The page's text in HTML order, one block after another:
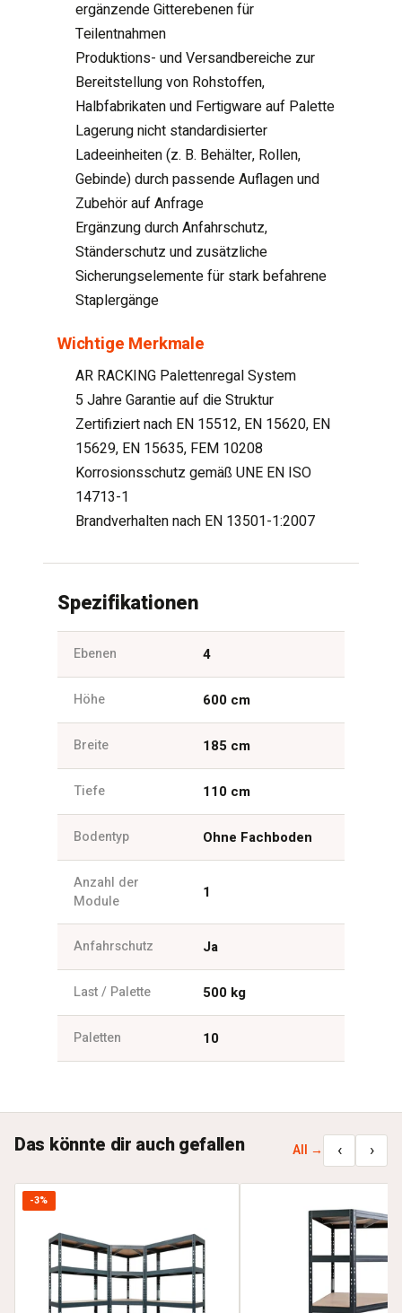
ergänzende Gitterebenen für
Teilentnahmen
Produktions- und Versandbereiche zur
Bereitstellung von Rohstoffen,
Halbfabrikaten und Fertigware auf Palette
Lagerung nicht standardisierter
Ladeeinheiten (z. B. Behälter, Rollen,
Gebinde) durch passende Auflagen und
Zubehör auf Anfrage
Ergänzung durch Anfahrschutz,
Ständerschutz und zusätzliche
Sicherungselemente für stark befahrene
Staplergänge
Wichtige Merkmale
AR RACKING Palettenregal System
5 Jahre Garantie auf die Struktur
Zertifiziert nach EN 15512, EN 15620, EN
15629, EN 15635, FEM 10208
Korrosionsschutz gemäß UNE EN ISO
14713-1
Brandverhalten nach EN 13501-1:2007
Spezifikationen
Ebenen 4
Höhe 600 cm
Breite 185 cm
Tiefe 110 cm
Bodentyp Ohne Fachboden
Anzahl der
Module
1
Anfahrschutz Ja
Last / Palette 500 kg
Paletten 10
Das könnte dir auch gefallen All → ‹ ›
-3%